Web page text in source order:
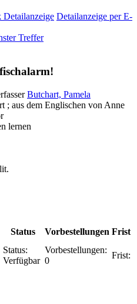
Detailanzeige Detailanzeige per E-
Treffer
Butchart, Pamela
; aus dem Englischen von Anne
lernen
Status Vorbestellungen Frist
Status:
Verfügbar
Vorbestellungen:
0
Frist: